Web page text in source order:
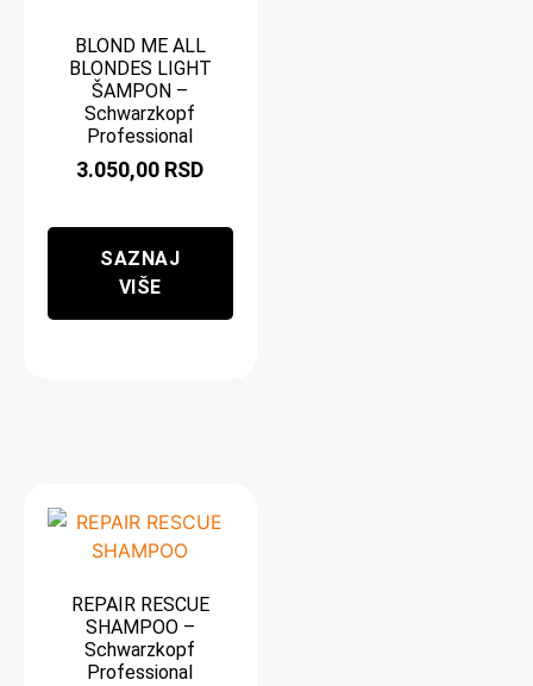
BLOND ME ALL
BLONDES LIGHT
ŠAMPON –
Schwarzkopf
Professional
3.050,00 RSD
SAZNAJ
VIŠE
REPAIR RESCUE
SHAMPOO –
Schwarzkopf
Professional